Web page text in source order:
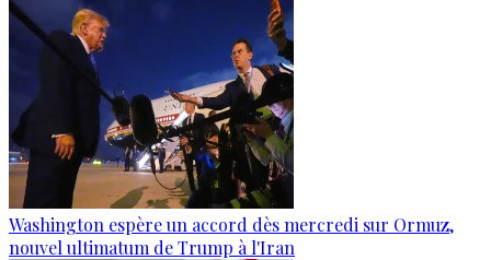
Washington espère un accord dès mercredi sur Ormuz,
nouvel ultimatum de Trump à l'Iran